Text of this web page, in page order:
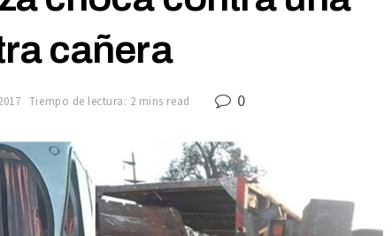
cañera
Tiempo de lectura: 2 mins read 0